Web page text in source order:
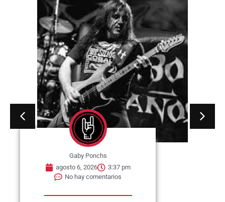
Gaby Ponchs
agosto 6, 2026
3:37 pm
No hay comentarios